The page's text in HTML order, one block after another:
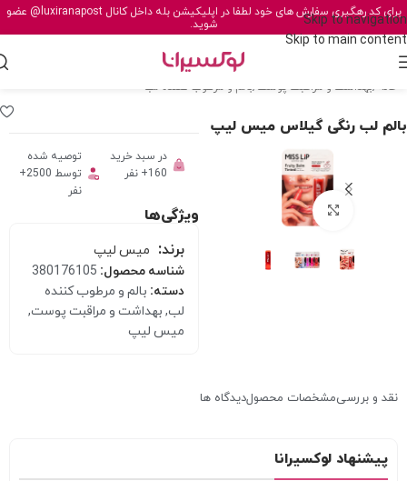
Skip to navigation
Skip to main content
برای کد رهگیری سفارش های خود لطفا در اپلیکیشن بله داخل کانال@luxiranapost عضو
شوید.
خانه /بهداشت و مراقبت پوست /بالم و مرطوب کننده لب
بالم لب رنگی گیلاس میس لیپ
برای بزرگنمایی کلیک کنید
در سبد خرید
160+ نفر
توصیه شده
توسط 2500+
نفر
ویژگی‌ها
برند:
میس لیپ
شناسه محصول: 380176105
دسته: بالم و مرطوب کننده
لب, بهداشت و مراقبت پوست,
میس لیپ
نقد و بررسیمشخصات محصولدیدگاه ها
پیشنهاد لوکسیرانا